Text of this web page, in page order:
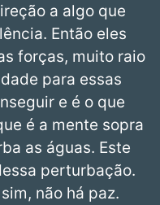
a algo que
Então eles
forças, muito raio
para essas
e é o que
é a mente sopra
as águas. Este
perturbação.
não há paz.